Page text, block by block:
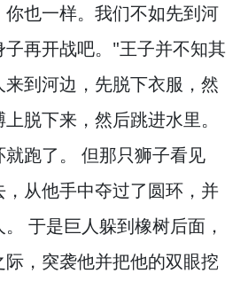
你也一样。 我们不如先到河
再开战吧。 "王子并不知其
到河边， 先脱下衣服， 然
脱下来， 然后跳进水里。
跑了。
但那只狮子看见
从他手中夺过了圆环， 并
于是巨人躲到橡树后面，
， 突袭他并把他的双眼挖